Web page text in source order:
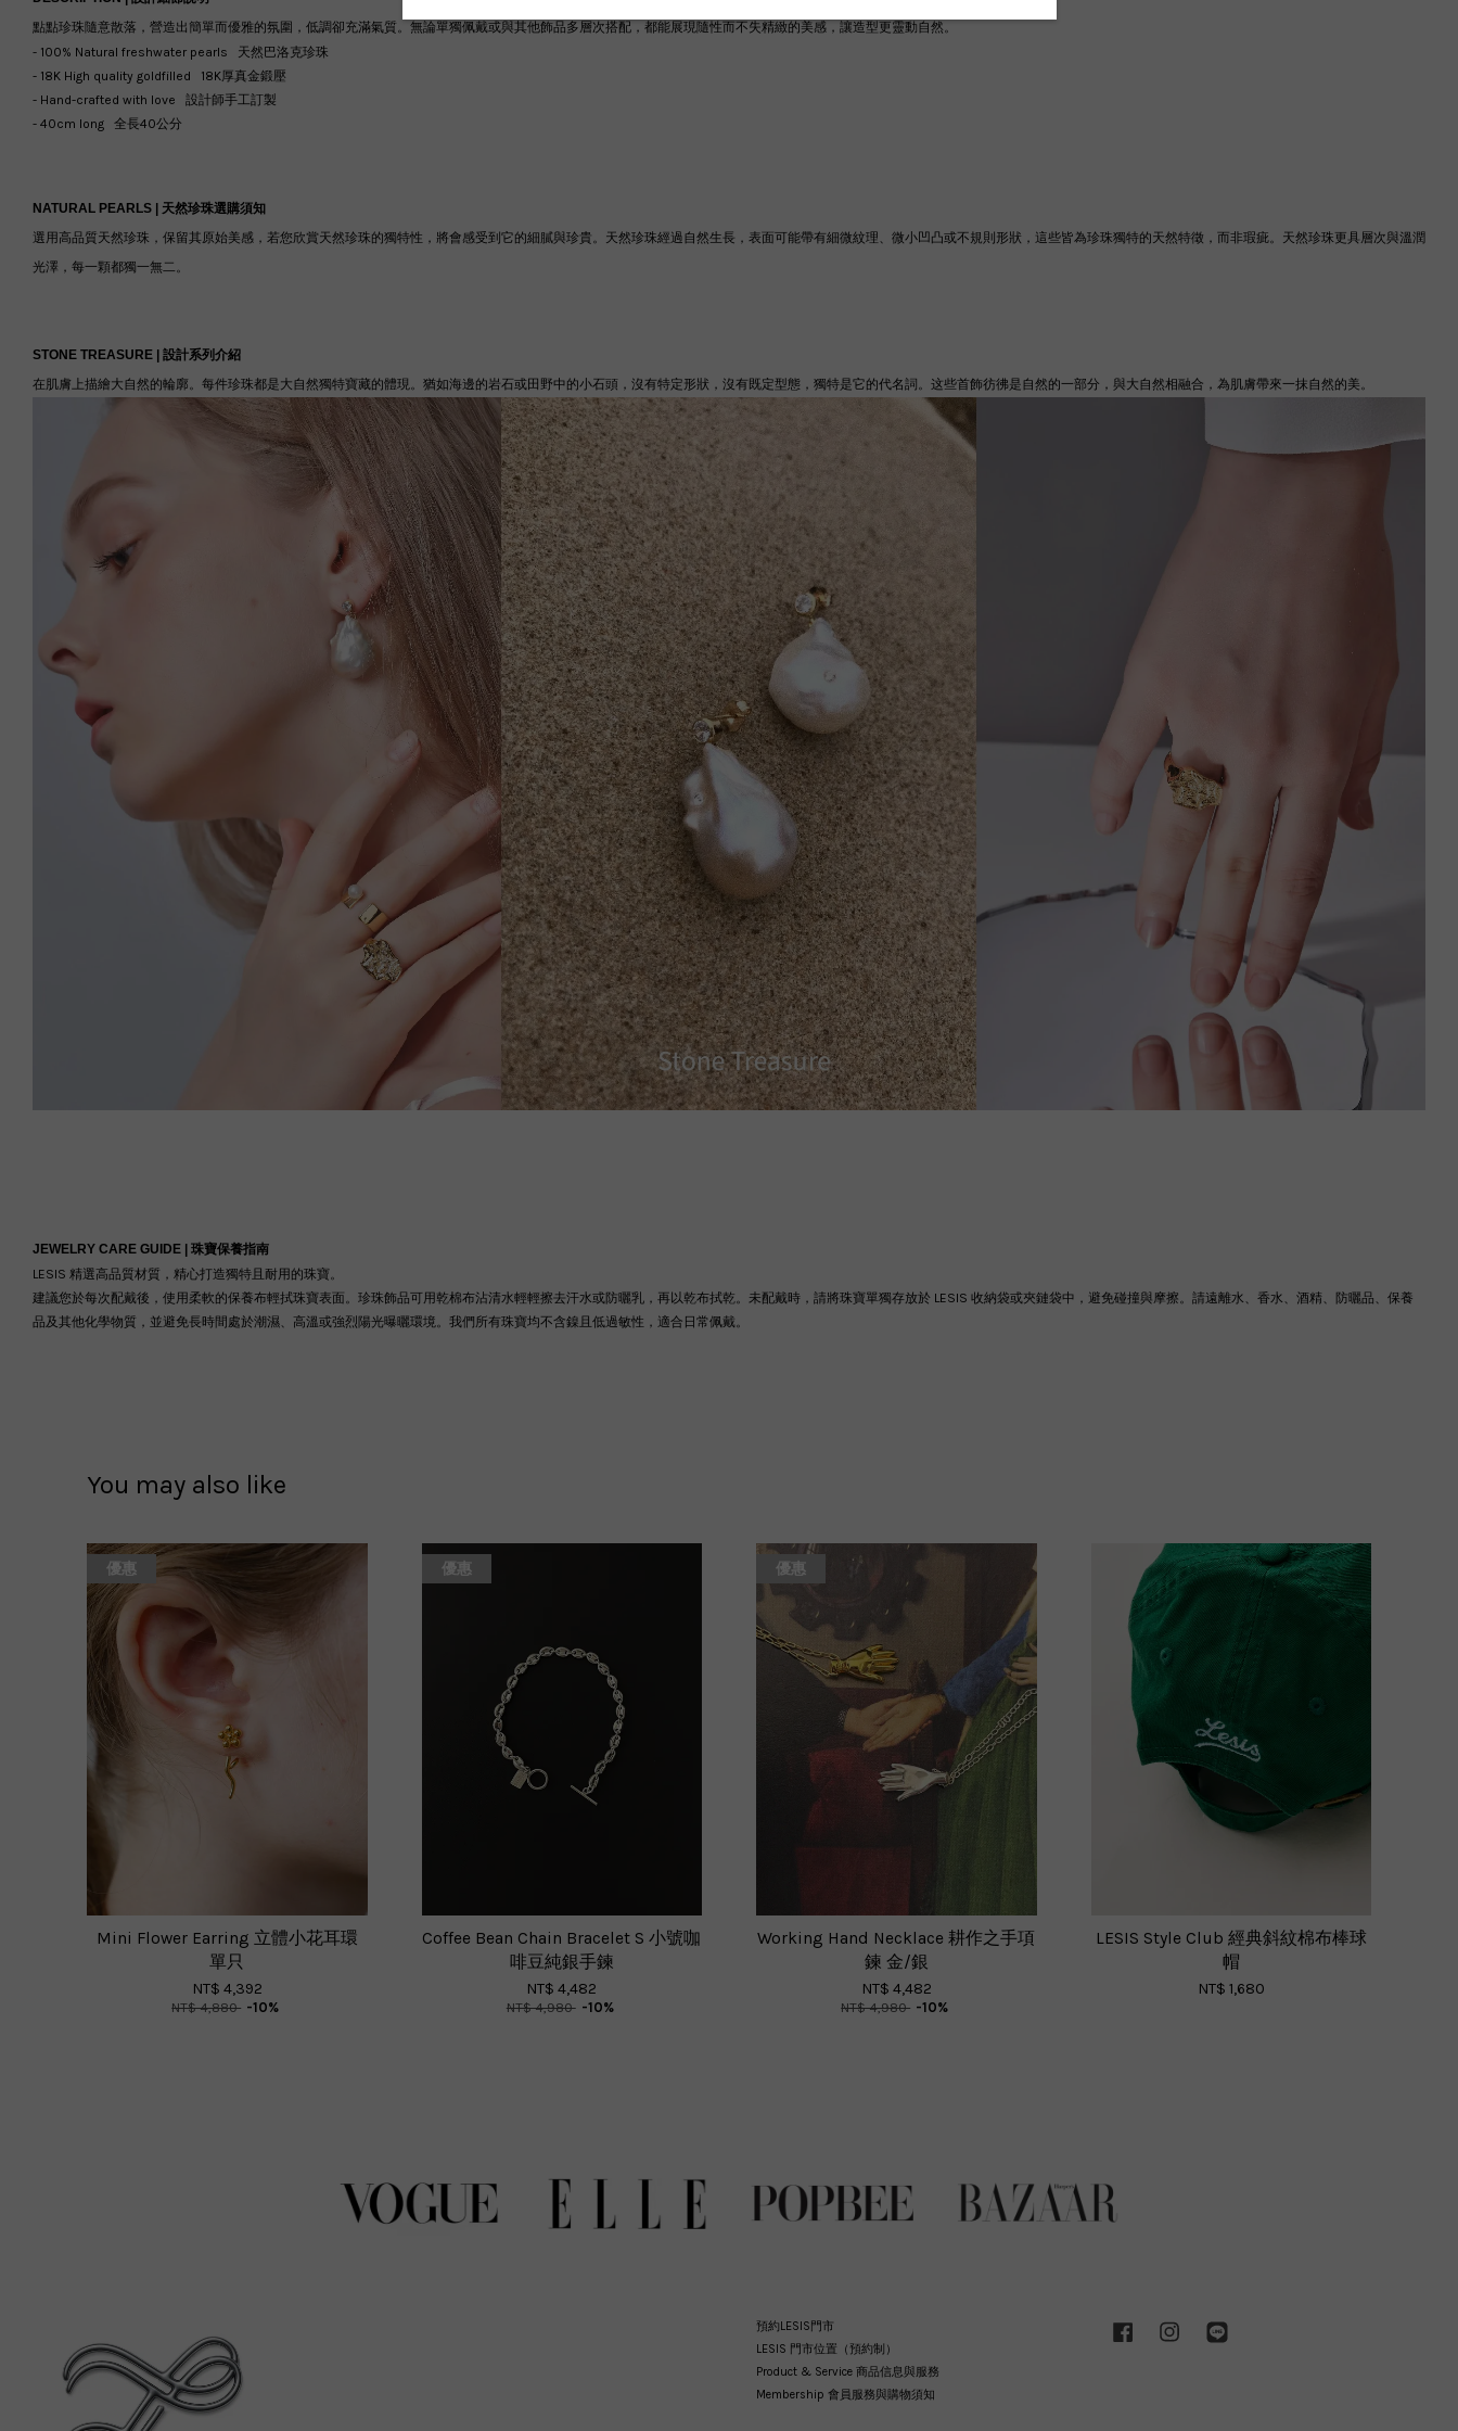
點點珍珠隨意散落，營造出簡單而優雅的氛圍，低調卻充滿氣質。無論單獨佩戴或與其他飾品多層次搭配，都能展現隨性而不失精緻的美感，讓造型更靈動自然。
- 100% Natural freshwater pearls 天然巴洛克珍珠
- 18K High quality goldfilled 18K厚真金鍛壓
- Hand-crafted with love 設計師手工訂製
- 40cm long 全長40公分
NATURAL PEARLS | 天然珍珠選購須知
選用高品質天然珍珠，保留其原始美感，若您欣賞天然珍珠的獨特性，將會感受到它的細膩與珍貴。天然珍珠經過自然生長，表面可能帶有細微紋理、微小凹凸或不規則形狀，這些皆為珍珠獨特的天然特徵，而非瑕疵。天然珍珠更具層次與溫潤
光澤，每一顆都獨一無二。
STONE TREASURE | 設計系列介紹
在肌膚上描繪大自然的輪廓。每件珍珠都是大自然獨特寶藏的體現。猶如海邊的岩石或田野中的小石頭，沒有特定形狀，沒有既定型態，獨特是它的代名詞。这些首飾彷彿是自然的一部分，與大自然相融合，為肌膚帶來一抹自然的美。
JEWELRY CARE GUIDE | 珠寶保養指南
LESIS 精選高品質材質，精心打造獨特且耐用的珠寶。
建議您於每次配戴後，使用柔軟的保養布輕拭珠寶表面。珍珠飾品可用乾棉布沾清水輕輕擦去汗水或防曬乳，再以乾布拭乾。 未配戴時，請將珠寶單獨存放於 LESIS 收納袋或夾鏈袋中，避免碰撞與摩擦。請遠離水、香水、酒精、防曬品、保養
品及其他化學物質，並避免長時間處於潮濕、高溫或強烈陽光曝曬環境。我們所有珠寶均不含鎳且低過敏性，適合日常佩戴。
You may also like
優惠
Mini Flower Earring 立體小花耳環
單只
NT$ 4,392
NT$ 4,880 -10%
優惠
Coffee Bean Chain Bracelet S 小號咖
啡豆純銀手鍊
NT$ 4,482
NT$ 4,980 -10%
優惠
Working Hand Necklace 耕作之手項
鍊 金/銀
NT$ 4,482
NT$ 4,980 -10%
LESIS Style Club 經典斜紋棉布棒球
帽
NT$ 1,680
預約LESIS門市
LESIS 門市位置（預約制）
Product & Service 商品信息與服務
Membership 會員服務與購物須知
Facebook Instagram